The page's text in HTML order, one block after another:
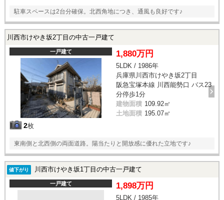
駐車スペースは2台分確保。北西角地につき、通風も良好です♪
川西市けやき坂2丁目の中古一戸建て
一戸建て
2枚
1,880万円
5LDK / 1986年
兵庫県川西市けやき坂2丁目
阪急宝塚本線 川西能勢口 バス23
分停歩1分
建物面積 109.92㎡
土地面積 195.07㎡
東南側と北西側の両面道路。陽当たりと開放感に優れた立地です♪
値下がり 川西市けやき坂1丁目の中古一戸建て
一戸建て 1,898万円
5LDK / 1985年